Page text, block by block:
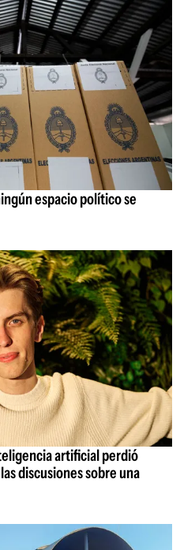
espacio político se
artificial perdió
discusiones sobre una